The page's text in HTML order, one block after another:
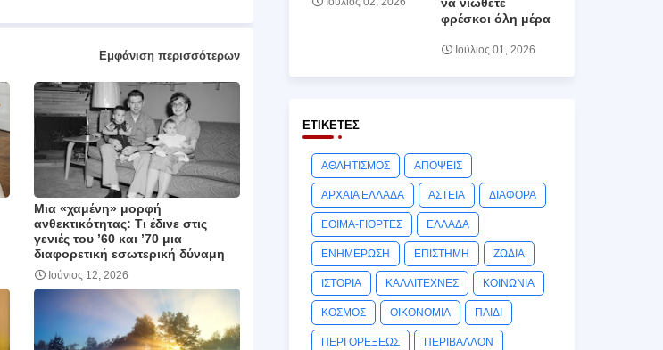
Εμφάνιση περισσότερων
Μια «χαμένη» μορφή
ανθεκτικότητας: Τι έδινε στις
γενιές του ’60 και ’70 μια
διαφορετική εσωτερική δύναμη
Ιούνιος 12, 2026
φρέσκοι όλη μέρα
Ιούλιος 01, 2026
ΕΤΙΚΈΤΕΣ
ΑΘΛΗΤΙΣΜΟΣ ΑΠΟΨΕΙΣ
ΑΡΧΑΙΑ ΕΛΛΑΔΑ ΑΣΤΕΙΑ ΔΙΑΦΟΡΑ
ΕΘΙΜΑ-ΓΙΟΡΤΕΣ ΕΛΛΑΔΑ
ΕΝΗΜΕΡΩΣΗ ΕΠΙΣΤΗΜΗ ΖΩΔΙΑ
ΙΣΤΟΡΙΑ ΚΑΛΛΙΤΕΧΝΕΣ ΚΟΙΝΩΝΙΑ
ΚΟΣΜΟΣ ΟΙΚΟΝΟΜΙΑ ΠΑΙΔΙ
ΠΕΡΙ ΟΡΕΞΕΩΣ ΠΕΡΙΒΑΛΛΟΝ